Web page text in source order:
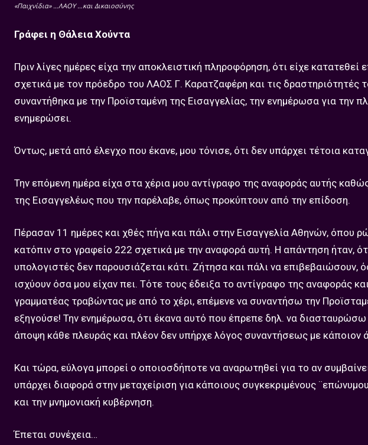
«Παιχνίδια» …ΛΑΟΥ …και Δικαιοσύνης
Γράφει η Θάλεια Χούντα
Πριν λίγες ημέρες είχα την αποκλειστική πληροφόρηση, ότι είχε
σχετικά με τον πρόεδρο του ΛΑΟΣ Γ. Καρατζαφέρη και τις
συναντήθηκα με την Προϊσταμένη της Εισαγγελίας, την ενημέρωσα για την
ενημερώσει.
Όντως, μετά από έλεγχο που έκανε, μου τόνισε, ότι δεν υπάρχει τέτοια
Την επόμενη ημέρα είχα στα χέρια μου αντίγραφο της αναφοράς αυτής
της Εισαγγελέως που την παρέλαβε, όπως προκύπτουν από την επίδοση.
Πέρασαν 11 ημέρες και χθές πήγα και πάλι στην Εισαγγελία Αθηνών, όπου
κατόπιν στο γραφείο 222 σχετικά με την αναφορά αυτή. Η απάντηση ήταν,
υπολογιστές δεν παρουσιάζεται κάτι. Ζήτησα και πάλι να επιβεβαιώσουν,
ισχύουν όσα μου είχαν πει. Τότε τους έδειξα το αντίγραφο της αναφοράς
γραμματέας τραβώντας με από το χέρι, επέμενε να συναντήσω την
εξηγούσε! Την ενημέρωσα, ότι έκανα αυτό που έπρεπε δηλ. να
άποψη κάθε πλευράς και πλέον δεν υπήρχε λόγος συναντήσεως με κάποιον
Και τώρα, εύλογα μπορεί ο οποιοσδήποτε να αναρωτηθεί για το αν
υπάρχει διαφορά στην μεταχείριση για κάποιους συγκεκριμένους
και την μνημονιακή κυβέρνηση.
Έπεται συνέχεια…